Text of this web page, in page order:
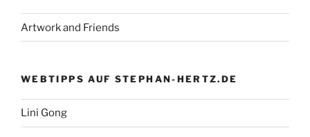
Artwork and Friends
WEBTIPPS AUF STEPHAN-HERTZ.DE
Lini Gong